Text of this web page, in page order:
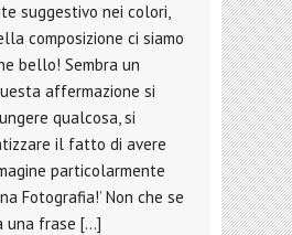
suggestivo nei colori,
composizione ci siamo
bello! Sembra un
affermazione si
qualcosa, si
il fatto di avere
particolarmente
Fotografia!’ Non che se
una frase […]